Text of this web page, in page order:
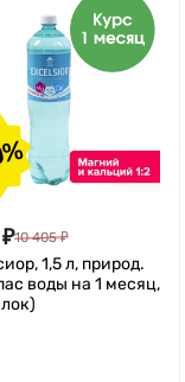
₽10 405 ₽
1,5 л, природ.
воды на 1 месяц,